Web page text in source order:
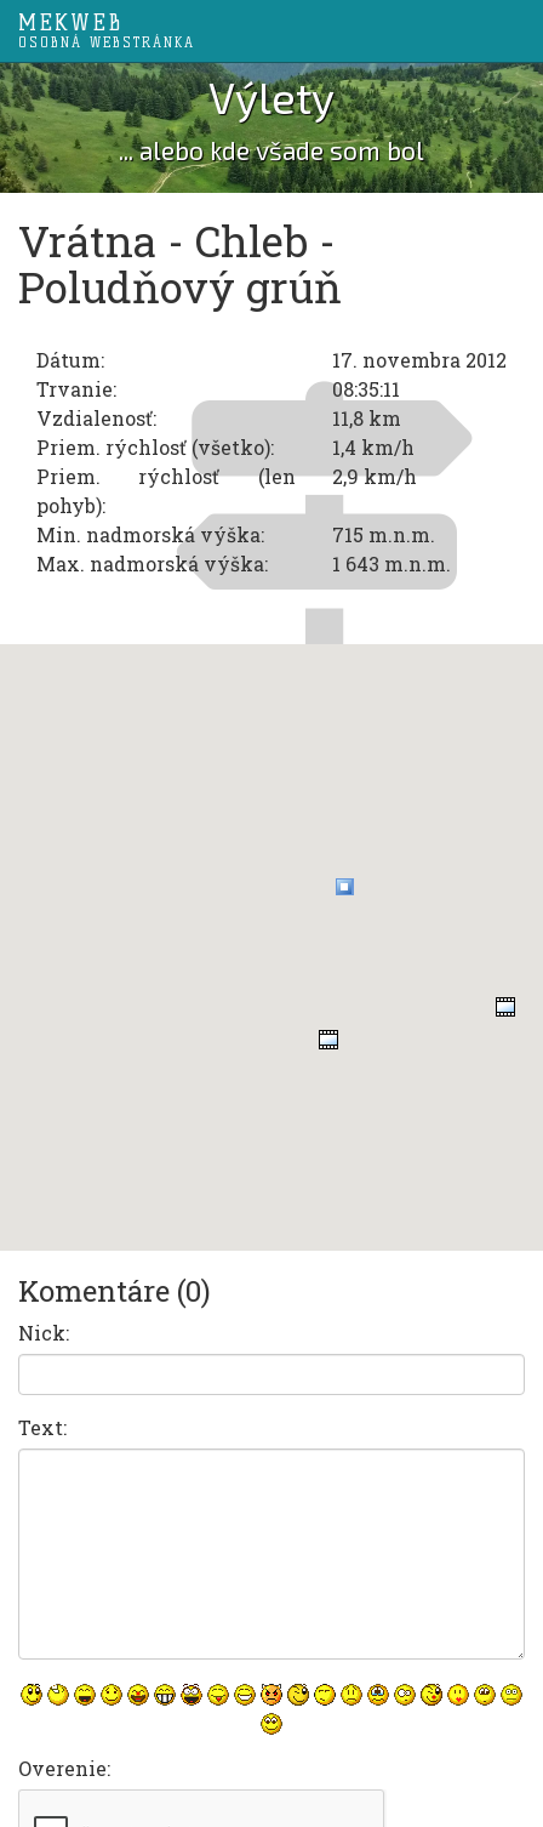
MEKWEB
OSOBNÁ WEBSTRÁNKA
Výlety
... alebo kde všade som bol
Vrátna - Chleb -
Poludňový grúň
Dátum:
17. novembra 2012
Trvanie:
08:35:11
Vzdialenosť:
11,8 km
Priem. rýchlosť (všetko):
1,4 km/h
Priem. rýchlosť (len
pohyb):
2,9 km/h
Min. nadmorská výška:
715 m.n.m.
Max. nadmorská výška:
1 643 m.n.m.
Komentáre (0)
Nick:
Text:
Overenie: